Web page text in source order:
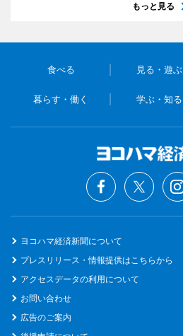
もっと見る
食べる 見る・遊ぶ
暮らす・働く 学ぶ・知る
ヨコハマ経済新聞について
プレスリリース・情報提供はこちらから
アクセスデータの利用について
お問い合わせ
広告のご案内